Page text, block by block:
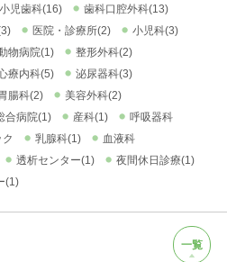
小児歯科(16)
歯科口腔外科(13)
医院・診療所(2)
小児科(3)
物病院(1)
整形外科(2)
療内科(5)
泌尿器科(3)
腸科(2)
美容外科(2)
合病院(1) 産科(1)
呼吸器科
乳腺科(1)
血液科
透析センター(1)
夜間休日診療(1)
(1)
一覧